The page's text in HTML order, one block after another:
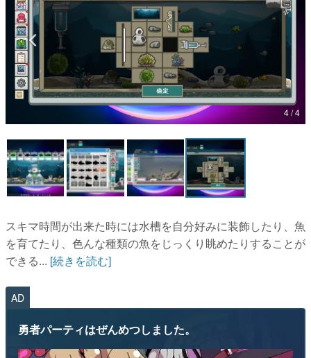
ゲームが変えた日本語
「経験値」「裏技」「ラスボス」… ゲームにまつわる言葉
の起源や用法の変遷を、コンピューター文化史研究家・タ
イニーP氏が徹底調査。
カテゴリ
マンガ
女性向け
アプリレビュー
その他
電ファミニコゲーマーとは？
運営：株式会社マレ
4 / 4
スキマ時間が出来た時には水槽を自分好みに装飾したり、魚
を育てたり、色んな種類の魚をじっくり眺めたりすることが
できる... [続きを読む]
AD
勇者パーティはぜんめつしました。